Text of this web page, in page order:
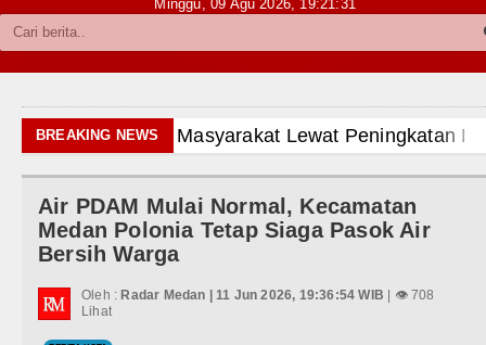
Politik
Hiburan
Olahraga
Minggu, 09 Agu 2026, 19:21:32
BREAKING NEWS Kurang dari 6 Jam, Polsek
Liverpool vs Monaco Laga
Manchester City vs Atletico
Air PDAM Mulai Normal, Kecamatan
Medan Polonia Tetap Siaga Pasok Air
Bersih Warga
Oleh : Radar Medan | 11 Jun 2026, 19:36:54 WIB | 👁 708
Lihat